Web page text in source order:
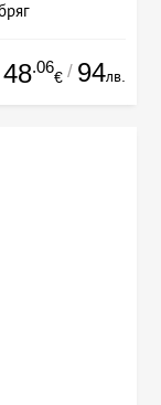
48.06
€ / 94лв.